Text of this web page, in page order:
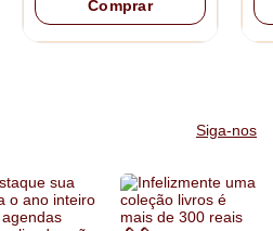
Comprar
Siga-nos